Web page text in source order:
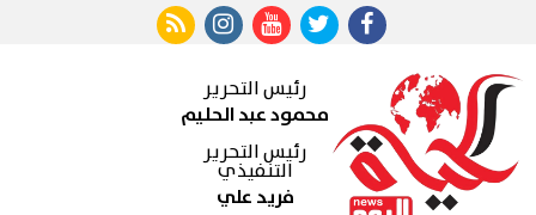
رئيس التحرير
محمود عبد الحليم
رئيس التحرير
التنفيذي
فريد علي